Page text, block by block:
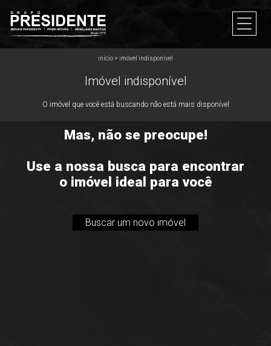
início > imóvel indisponível
Imóvel indisponível
O imóvel que você está buscando não está mais disponível
Mas, não se preocupe!
Use a nossa busca para encontrar
o imóvel ideal para você
Buscar um novo imóvel